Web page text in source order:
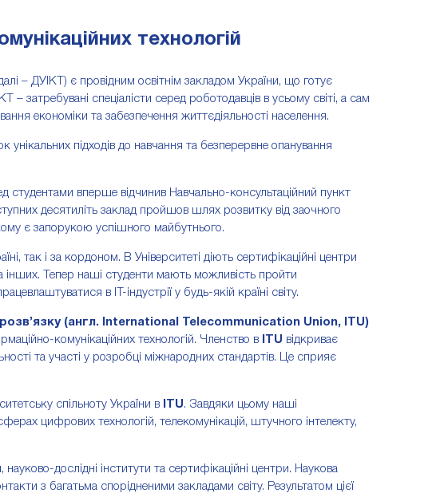
технологій
– ДУІКТ) є провідним освітнім закладом України, що готує
затребувані спеціалісти серед роботодавців в усьому світі, а сам
економіки та забезпечення життєдіяльності населення.
унікальних підходів до навчання та безперервне опанування
студентами вперше відчинив Навчально-консультаційний пункт
десятиліть заклад пройшов шлях розвитку від заочного
є запорукою успішного майбутнього.
так і за кордоном. В Університеті діють сертифікаційні центри
інших. Тепер наші студенти мають можливість пройти
в ІТ-індустрії у будь-якій країні світу.
(англ. International Telecommunication Union, ITU)
комунікаційних технологій. Членство в
ITU відкриває
та участі у розробці міжнародних стандартів. Це сприяє
спільноту України в ITU. Завдяки цьому наші
цифрових технологій, телекомунікацій, штучного інтелекту,
дослідні інститути та сертифікаційні центри. Наукова
з багатьма спорідненими закладами світу. Результатом цієї